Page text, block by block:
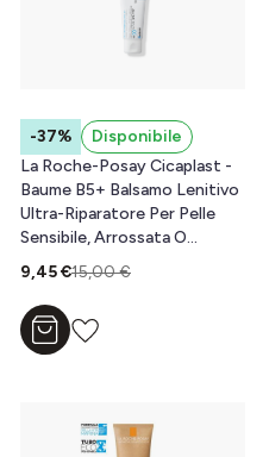
-37%
Disponibile
La Roche-Posay Cicaplast -
Baume B5+ Balsamo Lenitivo
Ultra-Riparatore Per Pelle
Sensibile, Arrossata O
Fragilizzata 40 ml
9,45 €15,00 €
Aggiungi al carrello